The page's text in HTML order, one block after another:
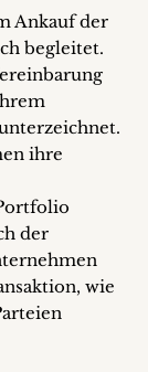
Ankauf der
begleitet.
ihre
der
wie